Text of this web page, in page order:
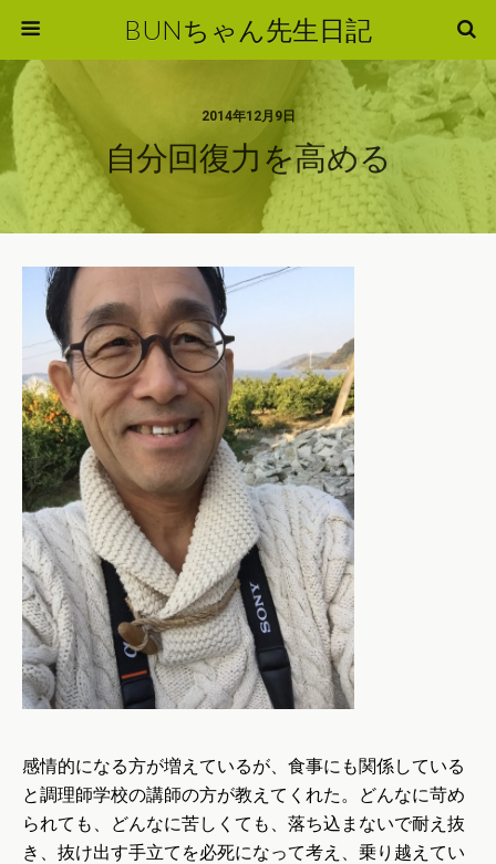
BUNちゃん先生日記
2014年12月9日
自分回復力を高める
感情的になる方が増えているが、食事にも関係している
と調理師学校の講師の方が教えてくれた。どんなに苛め
られても、どんなに苦しくても、落ち込まないで耐え抜
き、抜け出す手立てを必死になって考え、乗り越えてい